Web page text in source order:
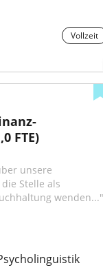
Vollzeit
FTE)
unsere
wenden..."